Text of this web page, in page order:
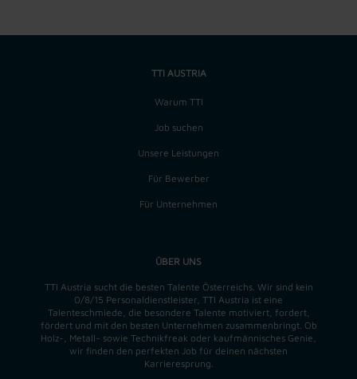
TTI AUSTRIA
Warum TTI
Job suchen
Unsere Leistungen
Für Bewerber
Für Unternehmen
ÜBER UNS
TTI Austria sucht die besten Talente Österreichs. Wir sind kein
0/8/15 Personaldienstleister, TTI Austria ist eine
Talenteschmiede, die besondere Talente motiviert, fordert,
fördert und mit den besten Unternehmen zusammenbringt. Ob
Holz-, Metall- sowie Technikfreak oder kaufmännisches Genie,
wir finden den perfekten Job für deinen nächsten
Karrieresprung.